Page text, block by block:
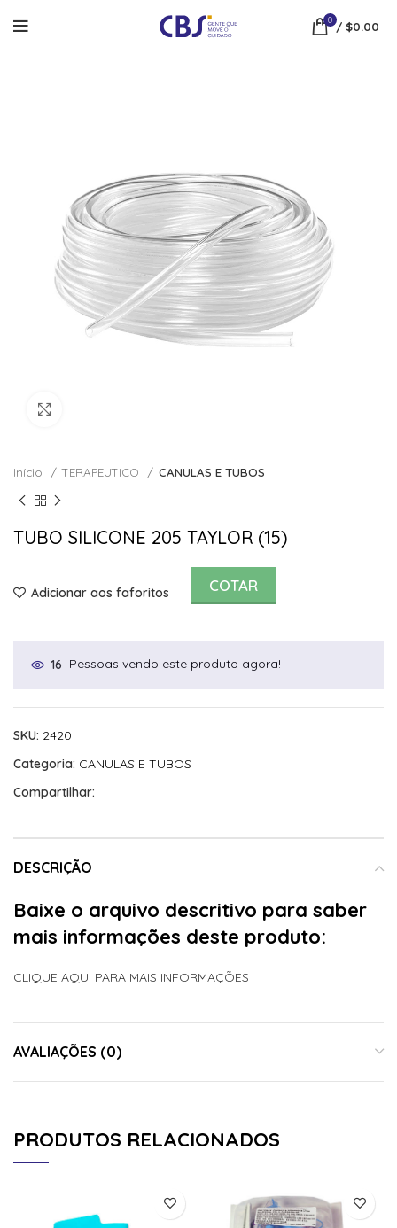
0 / $0.00
Início TERAPEUTICO CANULAS E TUBOS
TUBO SILICONE 205 TAYLOR (15)
Adicionar aos faforitos COTAR
16 Pessoas vendo este produto agora!
SKU: 2420
Categoria: CANULAS E TUBOS
Compartilhar:
DESCRIÇÃO
Baixe o arquivo descritivo para saber
mais informações deste produto:
CLIQUE AQUI PARA MAIS INFORMAÇÕES
AVALIAÇÕES (0)
PRODUTOS RELACIONADOS